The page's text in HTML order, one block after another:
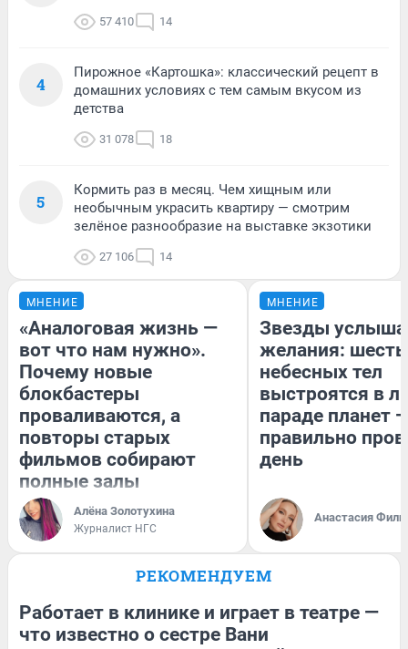
57 410 14
4
Пирожное «Картошка»: классический рецепт в
домашних условиях с тем самым вкусом из
детства
31 078 18
5
Кормить раз в месяц. Чем хищным или
необычным украсить квартиру — смотрим
зелёное разнообразие на выставке экзотики
27 106 14
МНЕНИЕ
«Аналоговая жизнь —
вот что нам нужно».
Почему новые
блокбастеры
проваливаются, а
повторы старых
фильмов собирают
полные залы
Алёна Золотухина
Журналист НГС
МНЕНИЕ
Звезды
желания: шесть
небесных тел
выстроятся в
параде планет
правильно
день
Анастасия
РЕКОМЕНДУЕМ
Работает в клинике и играет в театре —
что известно о сестре Вани